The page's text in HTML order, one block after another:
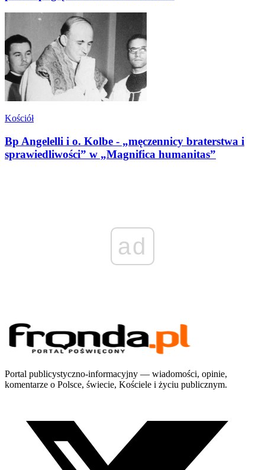
Kościół
Bp Angelelli i o. Kolbe - „męczennicy braterstwa i
sprawiedliwości” w „Magnifica humanitas”
ad
Portal publicystyczno-informacyjny — wiadomości, opinie,
komentarze o Polsce, świecie, Kościele i życiu publicznym.